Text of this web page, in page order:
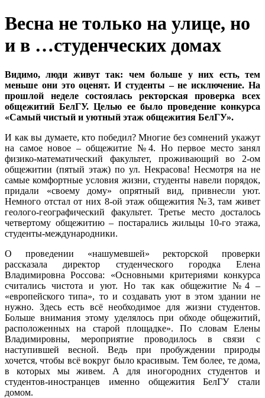
Весна не только на улице, но
и в …студенческих домах
Видимо, люди живут так: чем больше у них есть, тем
меньше они это оценят. И студенты – не исключение. На
прошлой неделе состоялась ректорская проверка всех
общежитий БелГУ. Целью ее было проведение конкурса
«Самый чистый и уютный этаж общежития БелГУ».
И как вы думаете, кто победил? Многие без сомнений укажут
на самое новое – общежитие №4. Но первое место занял
физико-математический факультет, проживающий во 2-ом
общежитии (пятый этаж) по ул. Некрасова! Несмотря на не
самые комфортные условия жизни, студенты навели порядок,
придали «своему дому» опрятный вид, привнесли уют.
Немного отстал от них 8-ой этаж общежития №3, там живет
геолого-географический факультет. Третье место досталось
четвертому общежитию – постарались жильцы 10-го этажа,
студенты-международники.
О проведении «нашумевшей» ректорской проверки
рассказала директор студенческого городка Елена
Владимировна Россова: «Основными критериями конкурса
считались чистота и уют. Но так как общежитие №4 –
«европейского типа», то и создавать уют в этом здании не
нужно. Здесь есть всё необходимое для жизни студентов.
Больше внимания этому уделялось при обходе общежитий,
расположенных на старой площадке». По словам Елены
Владимировны, мероприятие проводилось в связи с
наступившей весной. Ведь при пробуждении природы
хочется, чтобы всё вокруг было красивым. Тем более, те дома,
в которых мы живем. А для иногородних студентов и
студентов-иностранцев именно общежития БелГУ стали
домом.